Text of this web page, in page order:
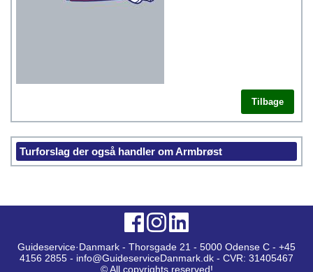
Tilbage
Turforslag der også handler om Armbrøst
Guideservice·Danmark - Thorsgade 21 - 5000 Odense C - +45
4156 2855 - info@GuideserviceDanmark.dk - CVR: 31405467
© All copyrights reserved!